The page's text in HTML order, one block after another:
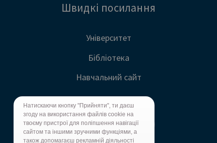
Швидкі посилання
Університет
Бібліотека
Навчальний сайт
Натискаючи кнопку "Прийняти", ти даєш
згоду на використання файлів cookie на
твоєму пристрої для поліпшення навігації
сайтом та іншими зручними функціями, а
також допомагаєш рекламній діяльності